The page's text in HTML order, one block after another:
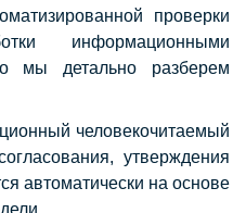
проверки
информационными
мы детально разберем
человекочитаемый
утверждения
автоматически на основе